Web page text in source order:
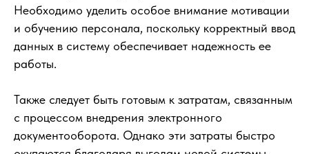
Необходимо уделить особое внимание мотивации
и обучению персонала, поскольку корректный ввод
данных в систему обеспечивает надежность ее
работы.
Также следует быть готовым к затратам, связанным
с процессом внедрения электронного
документооборота. Однако эти затраты быстро